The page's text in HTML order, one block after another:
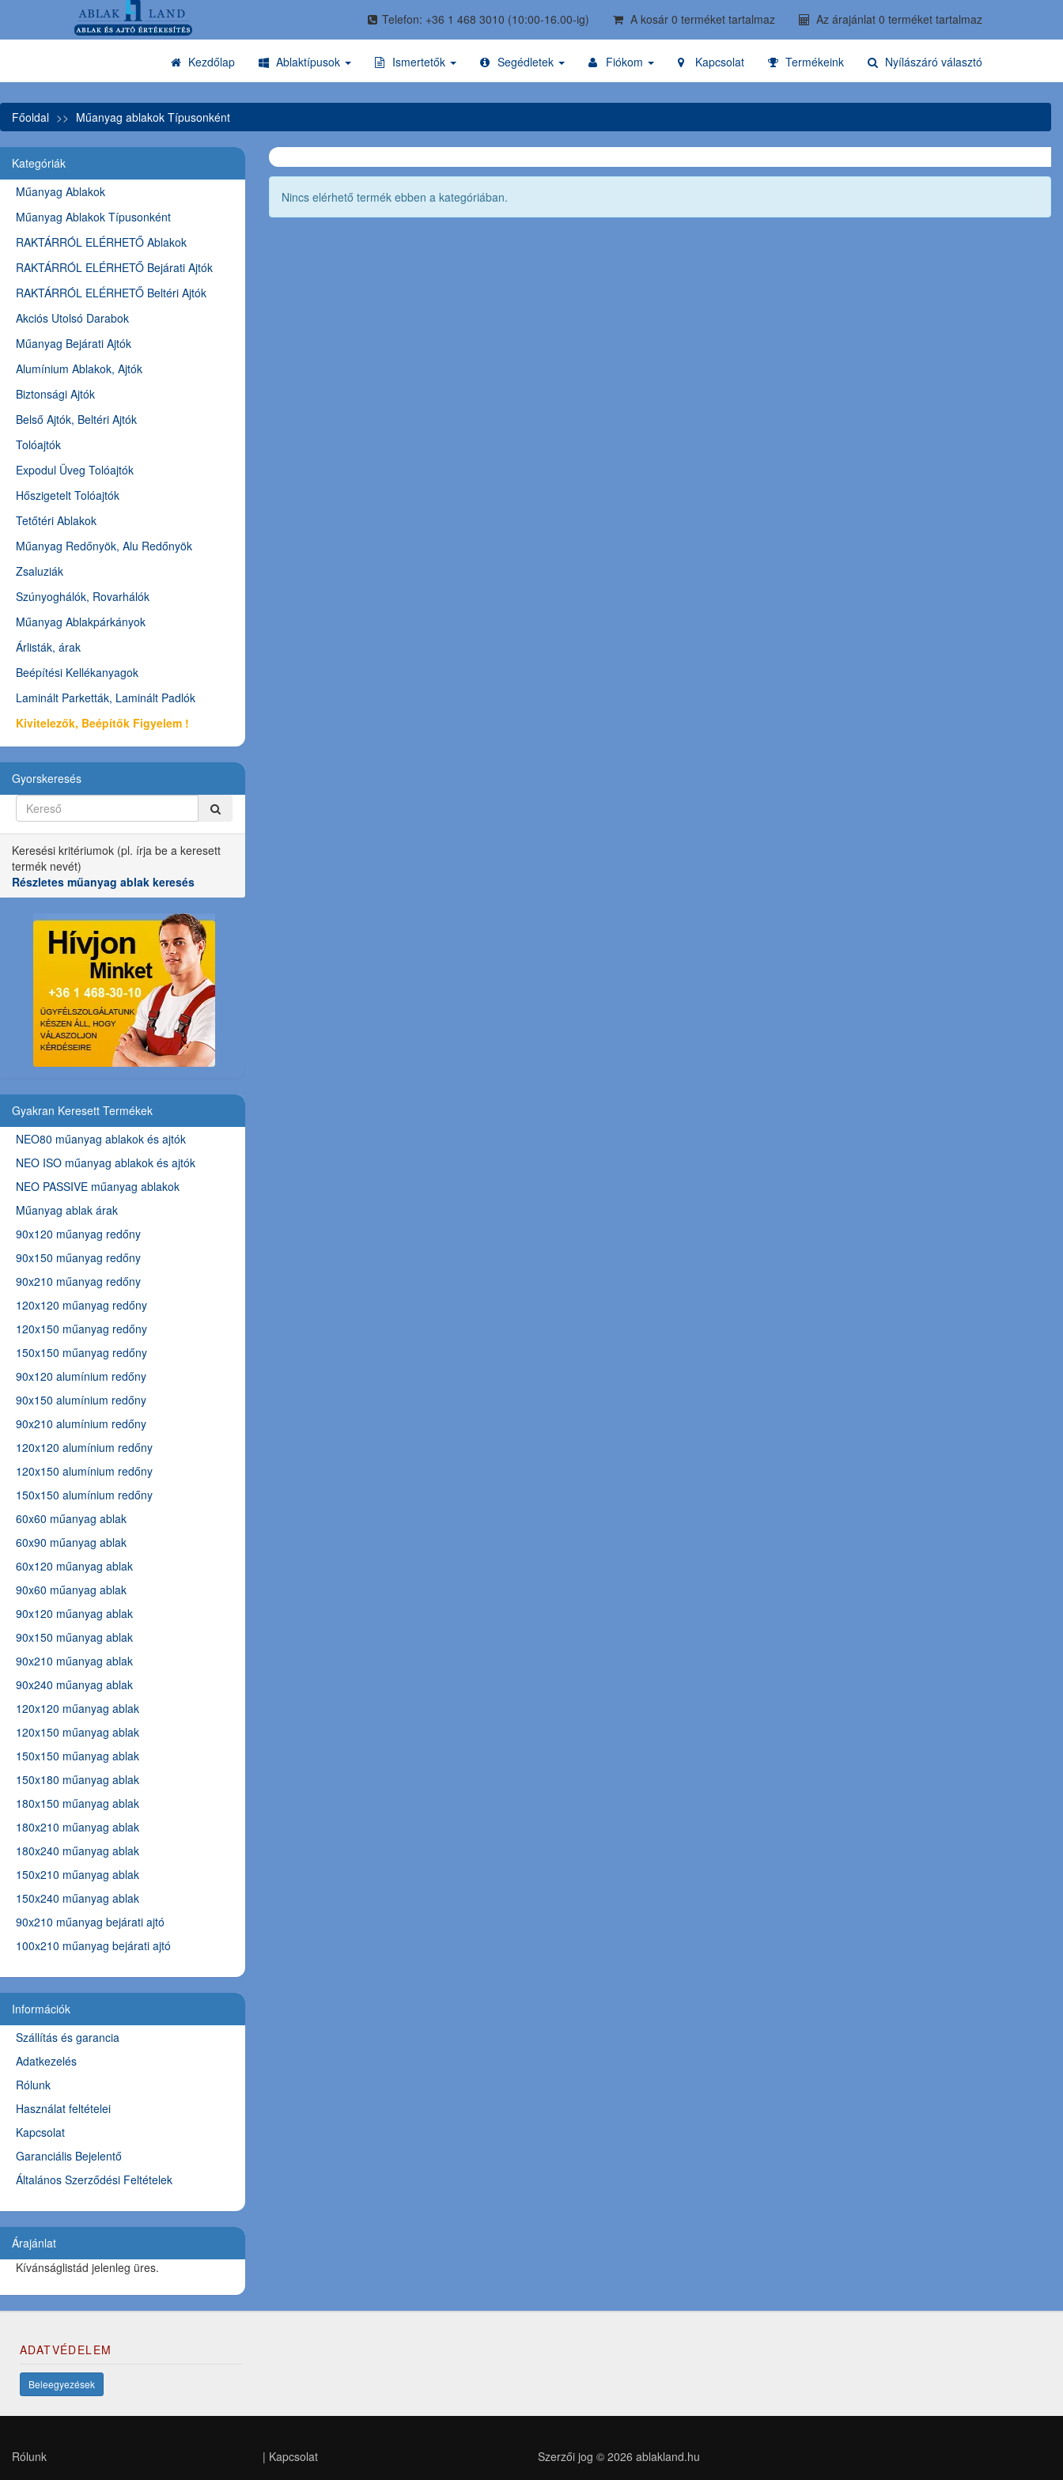
Telefon: +36 1 468 3010 (10:00-16.00-ig) A kosár 0 terméket tartalmaz Az árajánlat 0 terméket tartalmaz
Kezdőlap Ablaktípusok Ismertetők Segédletek Fiókom Kapcsolat Termékeink Nyílászáró választó
Főoldal Műanyag ablakok Típusonként
Nincs elérhető termék ebben a kategóriában.
Kategóriák
Műanyag Ablakok
Műanyag Ablakok Típusonként
RAKTÁRRÓL ELÉRHETŐ Ablakok
RAKTÁRRÓL ELÉRHETŐ Bejárati Ajtók
RAKTÁRRÓL ELÉRHETŐ Beltéri Ajtók
Akciós Utolsó Darabok
Műanyag Bejárati Ajtók
Alumínium Ablakok, Ajtók
Biztonsági Ajtók
Belső Ajtók, Beltéri Ajtók
Tolóajtók
Expodul Üveg Tolóajtók
Hőszigetelt Tolóajtók
Tetőtéri Ablakok
Műanyag Redőnyök, Alu Redőnyök
Zsaluziák
Szúnyoghálók, Rovarhálók
Műanyag Ablakpárkányok
Árlisták, árak
Beépítési Kellékanyagok
Laminált Parketták, Laminált Padlók
Kivitelezők, Beépítők Figyelem !
Gyorskeresés
Keresési kritériumok (pl. írja be a keresett
termék nevét)
Részletes műanyag ablak keresés
Gyakran Keresett Termékek
NEO80 műanyag ablakok és ajtók
NEO ISO műanyag ablakok és ajtók
NEO PASSIVE műanyag ablakok
Műanyag ablak árak
90x120 műanyag redőny
90x150 műanyag redőny
90x210 műanyag redőny
120x120 műanyag redőny
120x150 műanyag redőny
150x150 műanyag redőny
90x120 alumínium redőny
90x150 alumínium redőny
90x210 alumínium redőny
120x120 alumínium redőny
120x150 alumínium redőny
150x150 alumínium redőny
60x60 műanyag ablak
60x90 műanyag ablak
60x120 műanyag ablak
90x60 műanyag ablak
90x120 műanyag ablak
90x150 műanyag ablak
90x210 műanyag ablak
90x240 műanyag ablak
120x120 műanyag ablak
120x150 műanyag ablak
150x150 műanyag ablak
150x180 műanyag ablak
180x150 műanyag ablak
180x210 műanyag ablak
180x240 műanyag ablak
150x210 műanyag ablak
150x240 műanyag ablak
90x210 műanyag bejárati ajtó
100x210 műanyag bejárati ajtó
Információk
Szállítás és garancia
Adatkezelés
Rólunk
Használat feltételei
Kapcsolat
Garanciális Bejelentő
Általános Szerződési Feltételek
Árajánlat
Kívánságlistád jelenleg üres.
ADATVÉDELEM
Beleegyezések
Rólunk | Kapcsolat Szerzői jog © 2026 ablakland.hu